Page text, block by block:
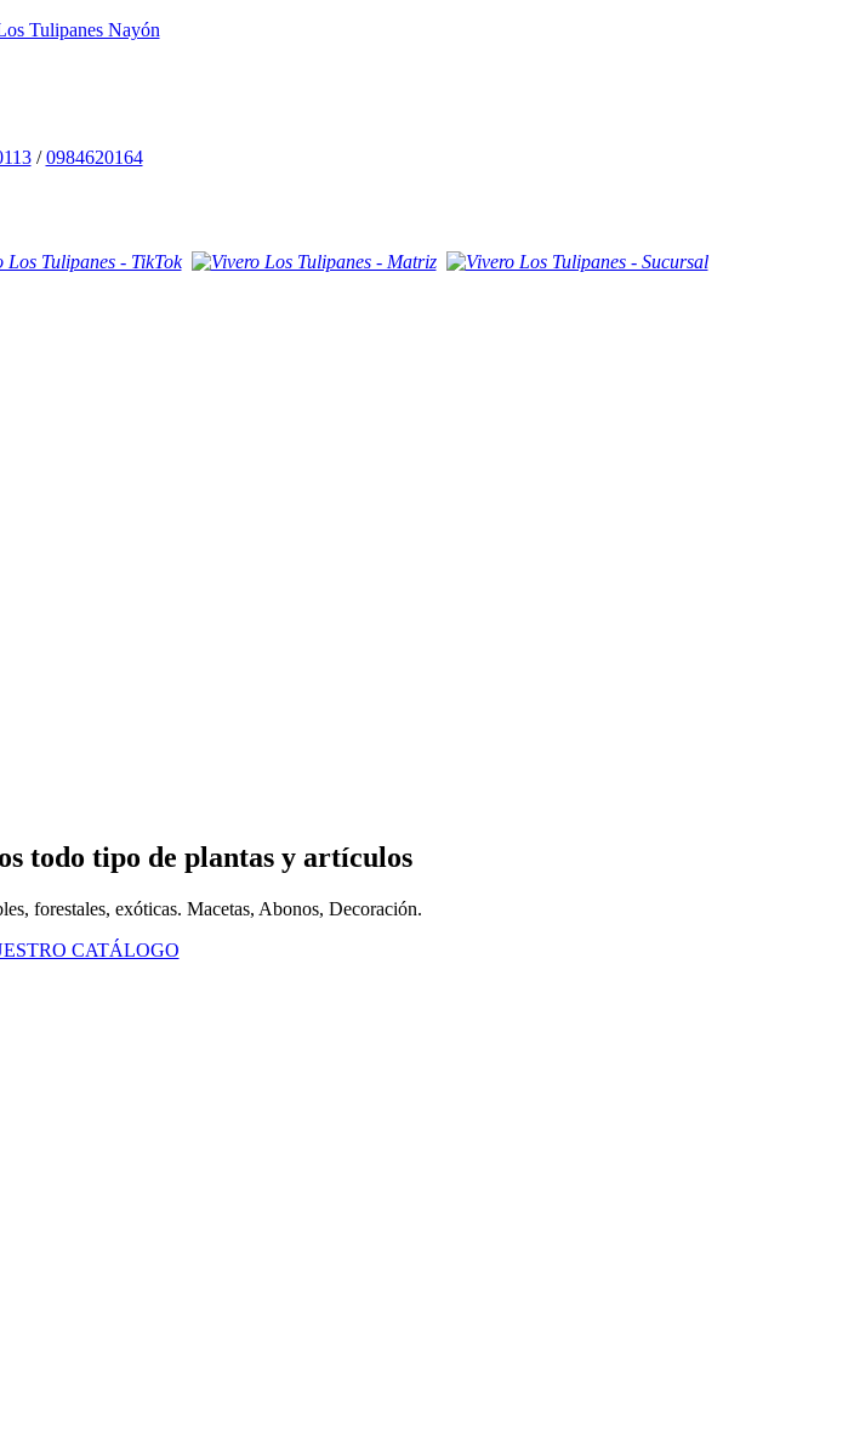
/0984620164
todo tipo de plantas y artículos
forestales, exóticas. Macetas, Abonos, Decoración.
CATÁLOGO